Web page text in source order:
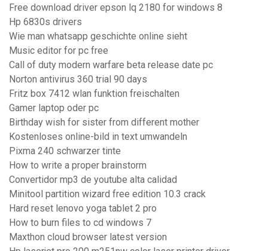
Free download driver epson lq 2180 for windows 8
Hp 6830s drivers
Wie man whatsapp geschichte online sieht
Music editor for pc free
Call of duty modern warfare beta release date pc
Norton antivirus 360 trial 90 days
Fritz box 7412 wlan funktion freischalten
Gamer laptop oder pc
Birthday wish for sister from different mother
Kostenloses online-bild in text umwandeln
Pixma 240 schwarzer tinte
How to write a proper brainstorm
Convertidor mp3 de youtube alta calidad
Minitool partition wizard free edition 10.3 crack
Hard reset lenovo yoga tablet 2 pro
How to burn files to cd windows 7
Maxthon cloud browser latest version